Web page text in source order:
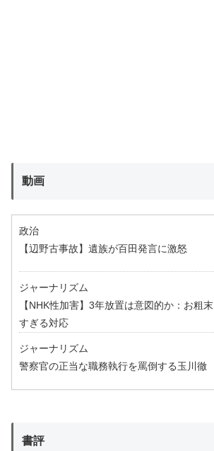
動画
政治
【辺野古事故】遺族が百田発言に激怒
ジャーナリズム
【NHK性加害】3年放置は意図的か：お粗末
すぎる対応
ジャーナリズム
警察官の正当な職務執行を罵倒する玉川徹
書評